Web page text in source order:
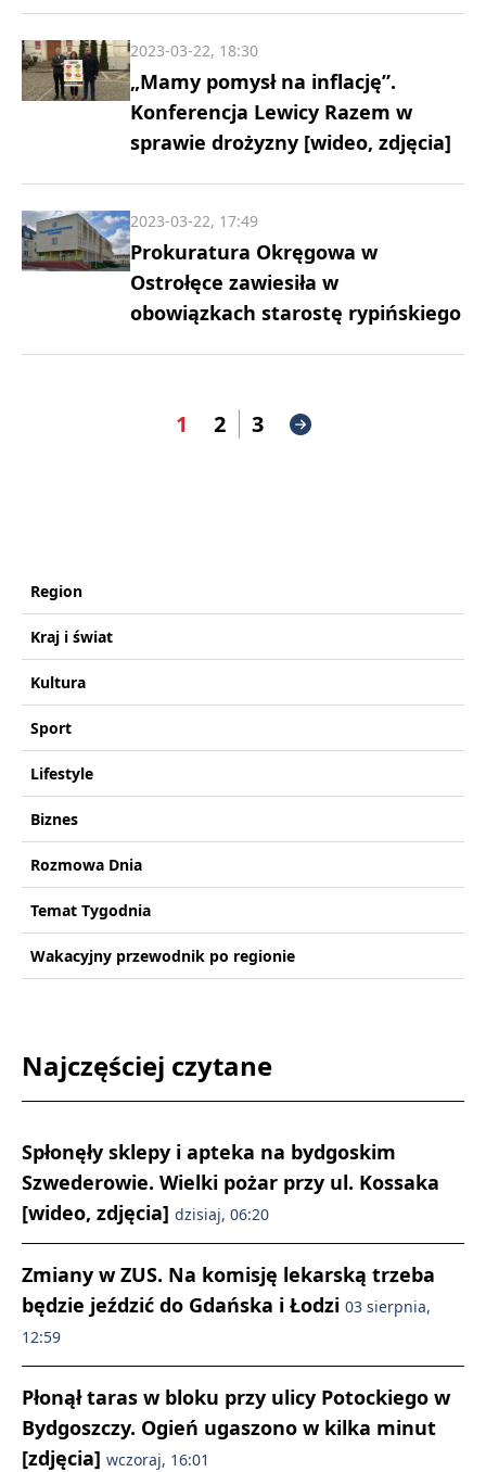
„Mamy pomysł na inflację”.
Konferencja Lewicy Razem w
sprawie drożyzny [wideo, zdjęcia]
2023-03-22, 18:30
Prokuratura Okręgowa w
Ostrołęce zawiesiła w
obowiązkach starostę rypińskiego
2023-03-22, 17:49
1 2 3
Region
Kraj i świat
Kultura
Sport
Lifestyle
Biznes
Rozmowa Dnia
Temat Tygodnia
Wakacyjny przewodnik po regionie
Najczęściej czytane
Spłonęły sklepy i apteka na bydgoskim
Szwederowie. Wielki pożar przy ul. Kossaka
[wideo, zdjęcia] dzisiaj, 06:20
Zmiany w ZUS. Na komisję lekarską trzeba
będzie jeździć do Gdańska i Łodzi 03 sierpnia,
12:59
Płonął taras w bloku przy ulicy Potockiego w
Bydgoszczy. Ogień ugaszono w kilka minut
[zdjęcia] wczoraj, 16:01